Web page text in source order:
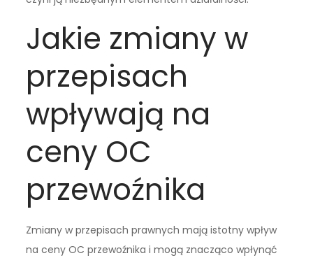
Jakie zmiany w
przepisach
wpływają na
ceny OC
przewoźnika
Zmiany w przepisach prawnych mają istotny wpływ
na ceny OC przewoźnika i mogą znacząco wpłynąć